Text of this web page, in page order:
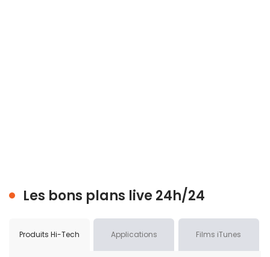
Les bons plans live 24h/24
Produits Hi-Tech Applications Films iTunes